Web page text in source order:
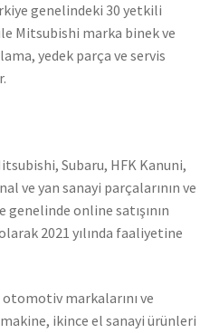
genelindeki 30 yetkili
Mitsubishi marka binek ve
yedek parça ve servis
Subaru, HFK Kanuni,
ve yan sanayi parçalarının ve
online satışının
2021 yılında faaliyetine
markalarını ve
ikince el sanayi ürünleri